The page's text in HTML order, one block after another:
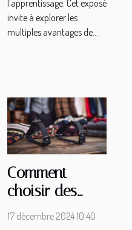
l'apprentissage. Cet exposé
invite à explorer les
multiples avantages de...
Comment
choisir des
bretelles
17 décembre 2024 10:40